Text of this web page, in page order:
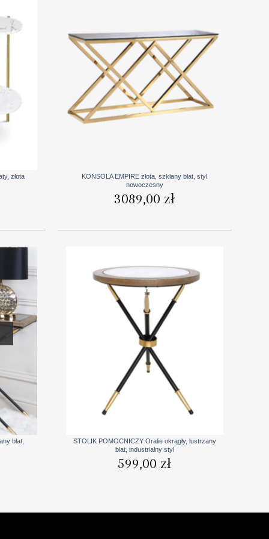
złota
KONSOLA EMPIRE złota, szklany blat, styl
nowoczesny
3089,00 zł
blat,
STOLIK POMOCNICZY Oralie okrągły, lustrzany
blat, industrialny styl
599,00 zł